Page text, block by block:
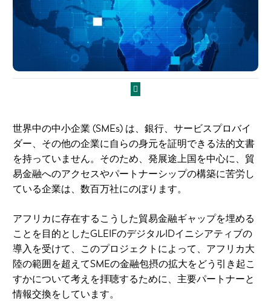
世界中の中小企業 (SMEs) は、銀行、サービスプロバイ
ダー、その他の企業に自らの身元を証明できる法的文書
を持っていません。そのため、発展途上国を中心に、貿
易金融へのアクセスやパートナーシップの構築に苦労し
ている企業は、数百万社にのぼります。
アフリカに存在するこうした貿易金融ギャップを埋める
ことを目的としたGLEIFのデジタルIDイニシアティブの
導入を受けて、このプロジェクトによって、アフリカ大
陸の範囲を超えてSMEの金融包摂の拡大をどう引き起こ
すかについて考えを拝聴するために、主要パートナーと
情報交換をしています。